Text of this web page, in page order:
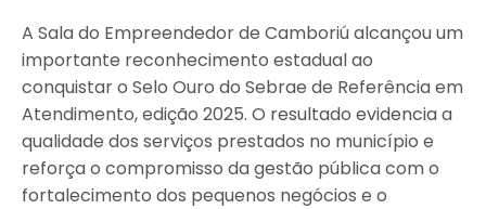
A Sala do Empreendedor de Camboriú alcançou um
importante reconhecimento estadual ao
conquistar o Selo Ouro do Sebrae de Referência em
Atendimento, edição 2025. O resultado evidencia a
qualidade dos serviços prestados no município e
reforça o compromisso da gestão pública com o
fortalecimento dos pequenos negócios e o